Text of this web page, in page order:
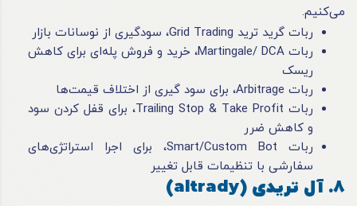
می‌کنیم.
ربات گرید ترید Grid Trading، سودگیری از نوسانات بازار
ربات Martingale/ DCA، خرید و فروش پله‌ای برای کاهش
ریسک
ربات Arbitrage، برای سود گیری از اختلاف قیمت‌ها
ربات Trailing Stop & Take Profit، برای قفل کردن سود
و کاهش ضرر
ربات Smart/Custom Bot، برای اجرا استراتژی‌های
سفارشی با تنظیمات قابل تغییر
8. آل تریدی (altrady)